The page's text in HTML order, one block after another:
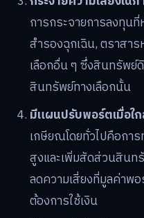
การกระจายการลงทุน
สำรองฉุกเฉิน, ตราสา
เลือกอื่น ๆ ซึ่งสินทรัพย์
สินทรัพย์ทางเลือกนั้น
มีแผนปรับพอร์ตเมื่อใ
เกษียณโดยทั่วไปคือกา
สูงและเพิ่มสัดส่วนสินท
ลดความเสี่ยงที่มูลค่าพ
ต้องการใช้เงิน